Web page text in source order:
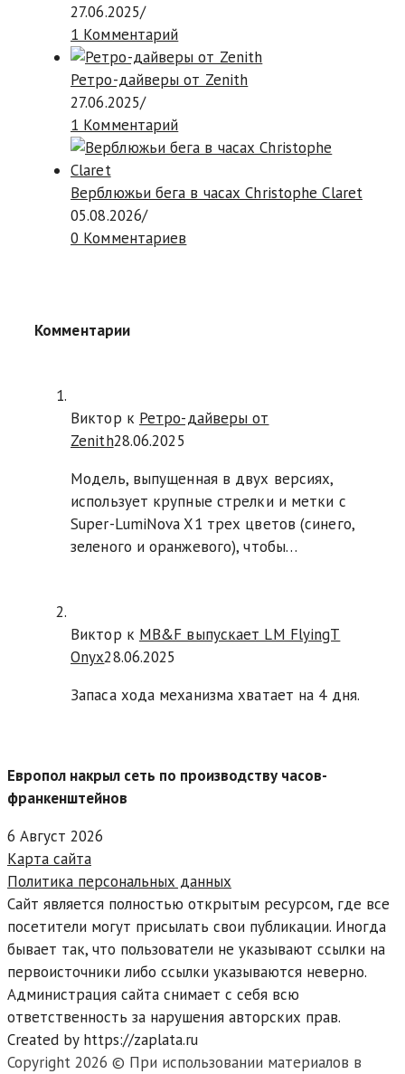
27.06.2025/
1 Комментарий
Ретро-дайверы от Zenith
27.06.2025/
1 Комментарий
Верблюжьи бега в часах Christophe Claret
05.08.2026/
0 Комментариев
Комментарии
Виктор к Ретро-дайверы от
Zenith28.06.2025
Модель, выпущенная в двух версиях,
использует крупные стрелки и метки с
Super-LumiNova X1 трех цветов (синего,
зеленого и оранжевого), чтобы…
Виктор к MB&F выпускает LM FlyingT
Onyx28.06.2025
Запаса хода механизма хватает на 4 дня.
Европол накрыл сеть по производству часов-
франкенштейнов
6 Август 2026
Карта сайта
Политика персональных данных
Сайт является полностью открытым ресурсом, где все
посетители могут присылать свои публикации. Иногда
бывает так, что пользователи не указывают ссылки на
первоисточники либо ссылки указываются неверно.
Администрация сайта снимает с себя всю
ответственность за нарушения авторских прав.
Created by https://zaplata.ru
Copyright 2026 © При использовании материалов в